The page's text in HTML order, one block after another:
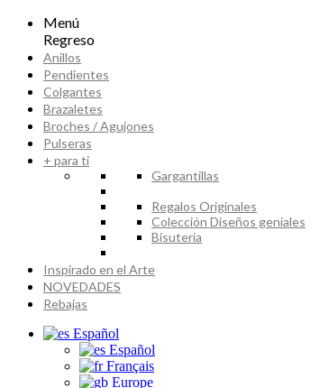
Menú
Regreso
Anillos
Pendientes
Colgantes
Brazaletes
Broches / Agujones
Pulseras
+ para ti
Gargantillas
Regalos Originales
Colección Diseños geniales
Bisutería
Inspirado en el Arte
NOVEDADES
Rebajas
Español
Español
Français
Europe